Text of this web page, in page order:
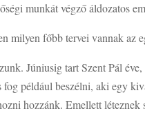
munkát végző áldozatos
milyen főbb tervei vannak az
Júniusig tart Szent Pál
például beszélni, aki egy
hozzánk. Emellett